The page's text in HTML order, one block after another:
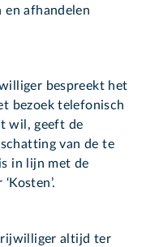
en afhandelen
bespreekt het
bezoek telefonisch
wil, geeft de
van de te
in lijn met de
altijd ter